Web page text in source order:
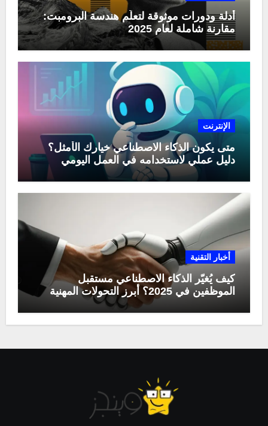
أدلة ودورات موثوقة لتعلّم هندسة البرومبت:
مقارنة شاملة لعام 2025
الإنترنت
متى يكون الذكاء الاصطناعي خيارك الأمثل؟
دليل عملي لاستخدامه في العمل اليومي
أخبار التقنية
كيف يُغيّر الذكاء الاصطناعي مستقبل
الموظفين في 2025؟ أبرز التحولات المهنية